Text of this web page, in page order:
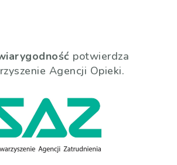
potwierdza
Agencji Opieki.